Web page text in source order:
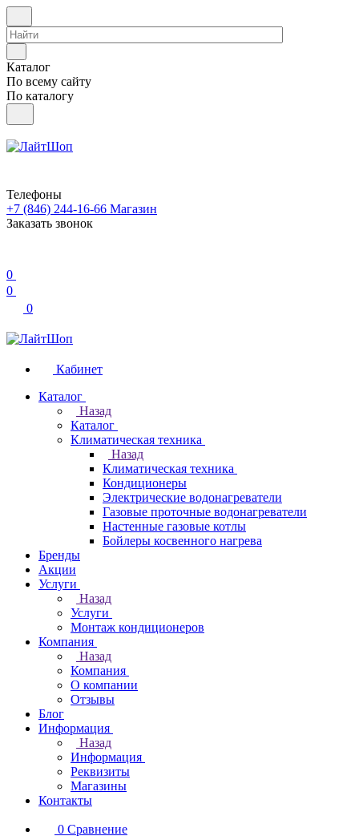
Каталог
По всему сайту
По каталогу
Телефоны
+7 (846) 244-16-66 Магазин
Заказать звонок
0
0
0
Кабинет
Каталог
Назад
Каталог
Климатическая техника
Назад
Климатическая техника
Кондиционеры
Электрические водонагреватели
Газовые проточные водонагреватели
Настенные газовые котлы
Бойлеры косвенного нагрева
Бренды
Акции
Услуги
Назад
Услуги
Монтаж кондиционеров
Компания
Назад
Компания
О компании
Отзывы
Блог
Информация
Назад
Информация
Реквизиты
Магазины
Контакты
0 Сравнение